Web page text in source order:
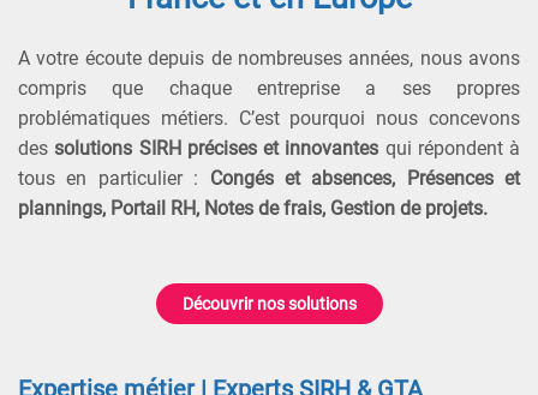
A votre écoute depuis de nombreuses années, nous avons
compris que chaque entreprise a ses propres
problématiques métiers. C’est pourquoi nous concevons
des solutions SIRH précises et innovantes qui répondent à
tous en particulier : Congés et absences, Présences et
plannings, Portail RH, Notes de frais, Gestion de projets.
Découvrir nos solutions
Expertise métier | Experts SIRH & GTA